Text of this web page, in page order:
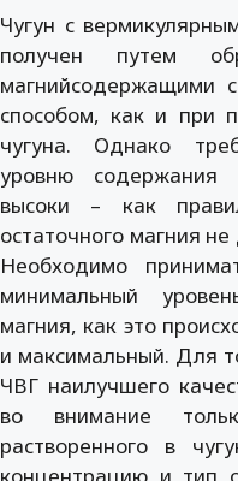
Чугун с
получен путем
магнийсодержащими
способом, как и при
чугуна. Однако
уровню содержания
высоки – как
остаточного магния
Необходимо
минимальный
магния, как это
и максимальный. Для
ЧВГ наилучшего
во внимание
растворенного в
концентрацию и тип